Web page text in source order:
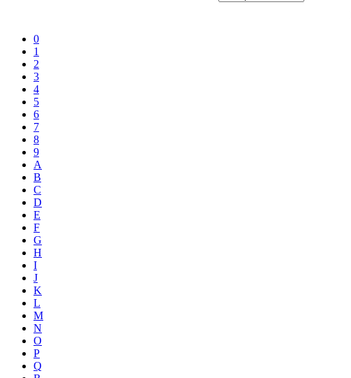
0
1
2
3
4
5
6
7
8
9
A
B
C
D
E
F
G
H
I
J
K
L
M
N
O
P
Q